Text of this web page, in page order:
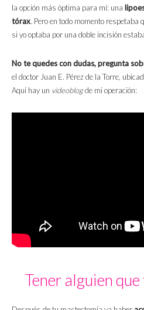
la opción más óptima para mí: una
tórax. Pero en todo momento respetaba
si yo optaba por una doble incisión
No te quedes con dudas, pregunta
el doctor Juan E. Pérez de la Torre,
Aquí hay un videoblogde mi operación:
Tener alguien